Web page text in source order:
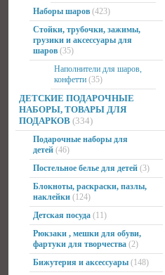
Наборы шаров (423)
Стойки, трубочки, зажимы,
грузики и аксессуары для
шаров (35)
Наполнители для шаров,
конфетти (35)
ДЕТСКИЕ ПОДАРОЧНЫЕ
НАБОРЫ, ТОВАРЫ ДЛЯ
ПОДАРКОВ (334)
Подарочные наборы для
детей (46)
Постельное белье для детей (3)
Блокноты, раскраски, пазлы,
наклейки (124)
Детская посуда (11)
Рюкзаки , мешки для обуви,
фартуки для творчества (2)
Бижутерия и аксессуары (148)